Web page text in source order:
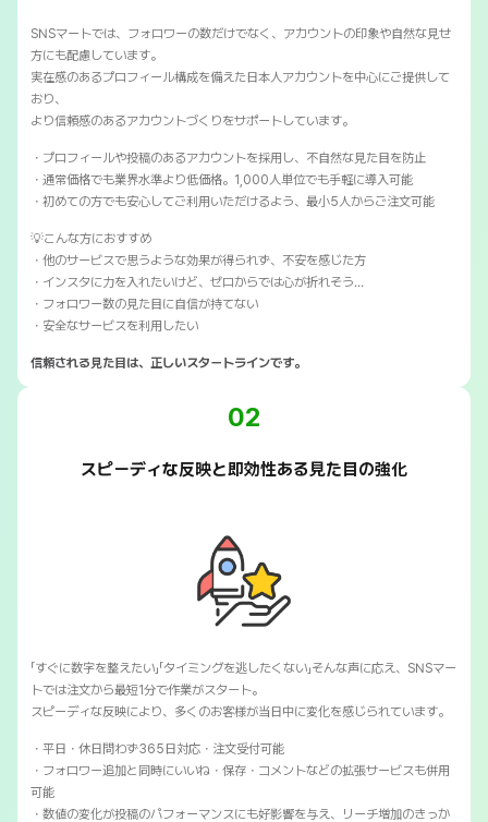
SNSマートでは、フォロワーの数だけでなく、アカウントの印象や自然な見せ
方にも配慮しています。
実在感のあるプロフィール構成を備えた日本人アカウントを中心にご提供して
おり、
より信頼感のあるアカウントづくりをサポートしています。
・プロフィールや投稿のあるアカウントを採用し、不自然な見た目を防止
・通常価格でも業界水準より低価格。1,000人単位でも手軽に導入可能
・初めての方でも安心してご利用いただけるよう、最小5人からご注文可能
💡こんな方におすすめ
・他のサービスで思うような効果が得られず、不安を感じた方
・インスタに力を入れたいけど、ゼロからでは心が折れそう…
・フォロワー数の見た目に自信が持てない
・安全なサービスを利用したい
信頼される見た目は、正しいスタートラインです。
02
スピーディな反映と即効性ある見た目の強化
「すぐに数字を整えたい」「タイミングを逃したくない」そんな声に応え、SNSマー
トでは注文から最短1分で作業がスタート。
スピーディな反映により、多くのお客様が当日中に変化を感じられています。
・平日・休日問わず365日対応・注文受付可能
・フォロワー追加と同時にいいね・保存・コメントなどの拡張サービスも併用
可能
・数値の変化が投稿のパフォーマンスにも好影響を与え、リーチ増加のきっか